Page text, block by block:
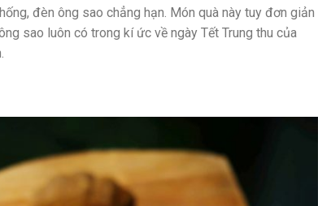
đèn ông sao chẳng hạn. Món quà này tuy đơn giản
sao luôn có trong kí ức về ngày Tết Trung thu của